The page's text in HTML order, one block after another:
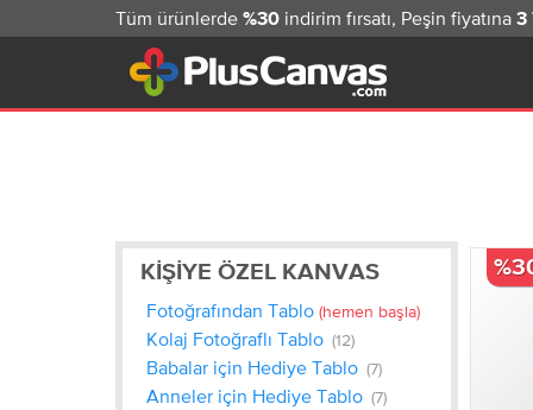
Tüm ürünlerde %30 indirim fırsatı, Peşin fiyatına 3
KIŞIYE ÖZEL KANVAS
Fotoğrafından Tablo (hemen başla)
Kolaj Fotoğraflı Tablo (12)
Babalar için Hediye Tablo (7)
Anneler için Hediye Tablo (7)